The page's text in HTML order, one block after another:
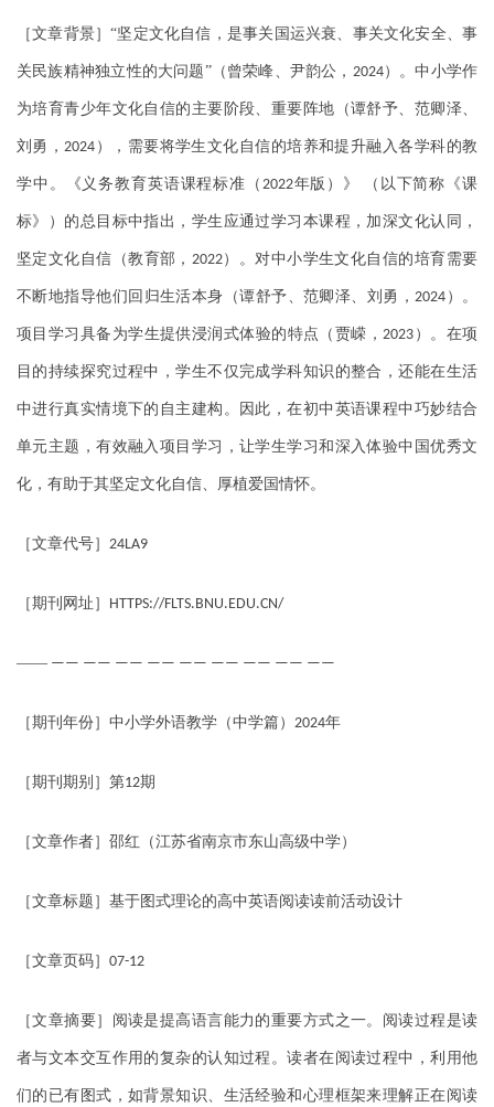
［文章背景］“坚定文化自信，是事关国运兴衰、事关文化安全、事
关民族精神独立性的大问题”（曾荣峰、尹韵公， 2024）。中小学作
为培育青少年文化自信的主要阶段、重要阵地（谭舒予、范卿泽、
刘勇， 2024 ），需要将学生文化自信的培养和提升融入各学科的教
学中。《义务教育英语课程标准（ 2022年版）》 （以下简称《课
标》）的总目标中指出，学生应通过学习本课程，加深文化认同，
坚定文化自信（教育部， 2022）。对中小学生文化自信的培育需要
不断地指导他们回归生活本身（谭舒予、范卿泽、刘勇， 2024 ）。
项目学习具备为学生提供浸润式体验的特点（贾嵘， 2023 ）。在项
目的持续探究过程中，学生不仅完成学科知识的整合，还能在生活
中进行真实情境下的自主建构。因此，在初中英语课程中巧妙结合
单元主题，有效融入项目学习，让学生学习和深入体验中国优秀文
化，有助于其坚定文化自信、厚植爱国情怀。
［文章代号］ 24LA9
［期刊网址］ HTTPS://FLTS.BNU.EDU.CN/
—— —— —— —— —— —— —— —— —— ——
［期刊年份］中小学外语教学（中学篇） 2024年
［期刊期别］第12期
［文章作者］邵红（江苏省南京市东山高级中学）
［文章标题］基于图式理论的高中英语阅读读前活动设计
［文章页码］ 07-12
［文章摘要］阅读是提高语言能力的重要方式之一。阅读过程是读
者与文本交互作用的复杂的认知过程。读者在阅读过程中，利用他
们的已有图式，如背景知识、生活经验和心理框架来理解正在阅读